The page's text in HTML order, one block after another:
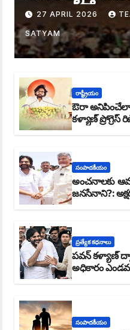
సందేశం
27 APRIL 2026
SATYAM
రాష్ట్రీయం
ఔరా అనిపించేలా
కళ్యాణ్ ప్రోగ్రెస్
సంపాదకీయం
అంచనాలకు
జనసేనాని?:
ప్రత్యేక కధనాలు
పవన్ కళ్యాణ్
అధికారం
సంపాదకీయం